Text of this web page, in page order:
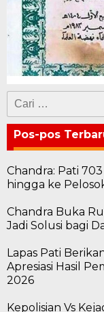
Cari
untuk:
Pos-pos
Chandra: Pati
hingga ke
Chandra Buka
Jadi Solusi bagi
Lapas Pati
Apresiasi Hasil
2026
Kepolisian Vs